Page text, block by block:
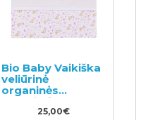
Bio Baby Vaikiška
veliūrinė
organinės
medvilnės
antklodė su
25,00€